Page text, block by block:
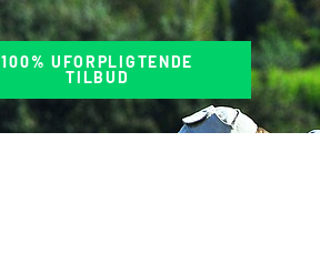
100% UFORPLIGTENDE
TILBUD